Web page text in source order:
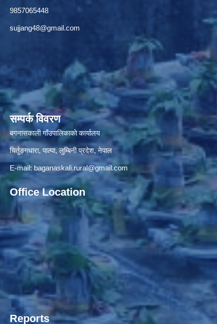
9857065448
sujjang48@gmail.com
सम्पर्क विवरण
बगनासकाली गाँउपालिकाकाे कार्यालय
चिर्तुङ्गधारा, पाल्पा, लुम्बिनी प्रदेश, नेपाल
E-mail: baganaskali.rural@gmail.com
Office Location
Reports